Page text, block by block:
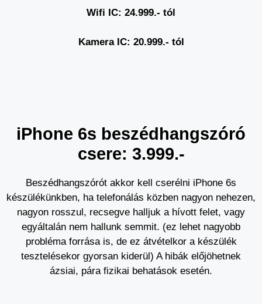
Wifi IC: 24.999.- tól
Kamera IC: 20.999.- tól
iPhone 6s beszédhangszóró
csere: 3.999.-
Beszédhangszórót akkor kell cserélni iPhone 6s
készülékünkben, ha telefonálás közben nagyon nehezen,
nagyon rosszul, recsegve halljuk a hívott felet, vagy
egyáltalán nem hallunk semmit. (ez lehet nagyobb
probléma forrása is, de ez átvételkor a készülék
tesztelésekor gyorsan kiderül) A hibák előjöhetnek
ázsiai, pára fizikai behatások esetén.